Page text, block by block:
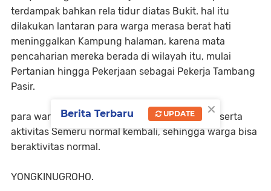
terdampak bahkan rela tidur diatas Bukit. hal itu
dilakukan lantaran para warga merasa berat hati
meninggalkan Kampung halaman, karena mata
pencaharian mereka berada di wilayah itu, mulai
Pertanian hingga Pekerjaan sebagai Pekerja Tambang
Pasir.
para warga berharap kondisi cuaca membaik, serta
aktivitas Semeru normal kembali, sehingga warga bisa
beraktivitas normal.
YONGKINUGROHO.
×
Berita Terbaru UPDATE